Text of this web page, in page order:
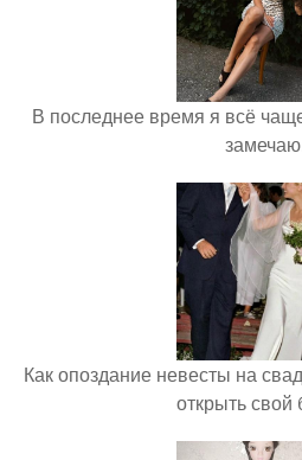
В последнее время я всё
Как опоздание невесты на
открыть свой